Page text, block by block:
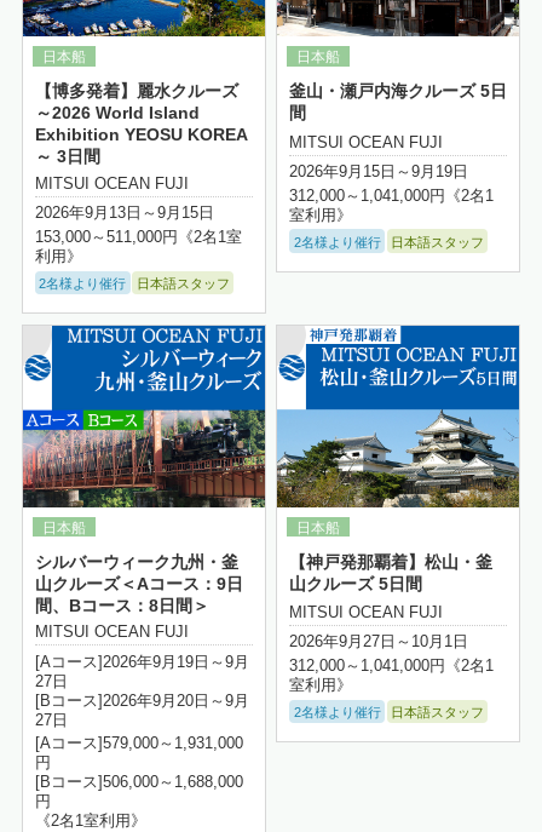
【博多発着】麗水クルーズ
～2026 World Island
Exhibition YEOSU KOREA
～ 3日間
MITSUI OCEAN FUJI
2026年9月13日～9月15日
153,000～511,000円《2名1室
利用》
2名様より催行 日本語スタッフ
釜山・瀬戸内海クルーズ 5日
間
MITSUI OCEAN FUJI
2026年9月15日～9月19日
312,000～1,041,000円《2名1
室利用》
2名様より催行 日本語スタッフ
シルバーウィーク九州・釜
山クルーズ＜Aコース：9日
間、Bコース：8日間＞
MITSUI OCEAN FUJI
[Aコース]2026年9月19日～9月
27日
[Bコース]2026年9月20日～9月
27日
[Aコース]579,000～1,931,000
円
[Bコース]506,000～1,688,000
円
《2名1室利用》
【神戸発那覇着】松山・釜
山クルーズ 5日間
MITSUI OCEAN FUJI
2026年9月27日～10月1日
312,000～1,041,000円《2名1
室利用》
2名様より催行 日本語スタッフ
詳細はこちら